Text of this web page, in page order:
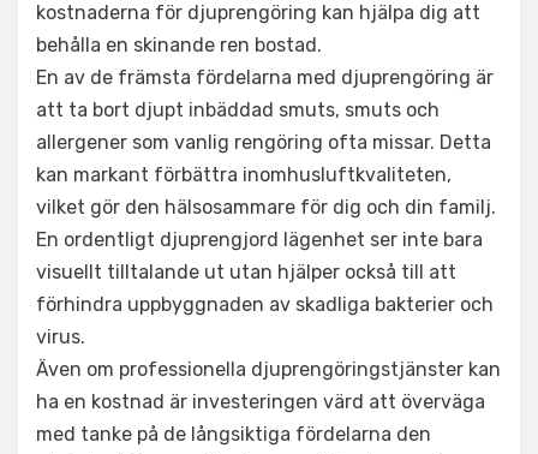
kostnaderna för djuprengöring kan hjälpa dig att
behålla en skinande ren bostad.
En av de främsta fördelarna med djuprengöring är
att ta bort djupt inbäddad smuts, smuts och
allergener som vanlig rengöring ofta missar. Detta
kan markant förbättra inomhusluftkvaliteten,
vilket gör den hälsosammare för dig och din familj.
En ordentligt djuprengjord lägenhet ser inte bara
visuellt tilltalande ut utan hjälper också till att
förhindra uppbyggnaden av skadliga bakterier och
virus.
Även om professionella djuprengöringstjänster kan
ha en kostnad är investeringen värd att överväga
med tanke på de långsiktiga fördelarna den